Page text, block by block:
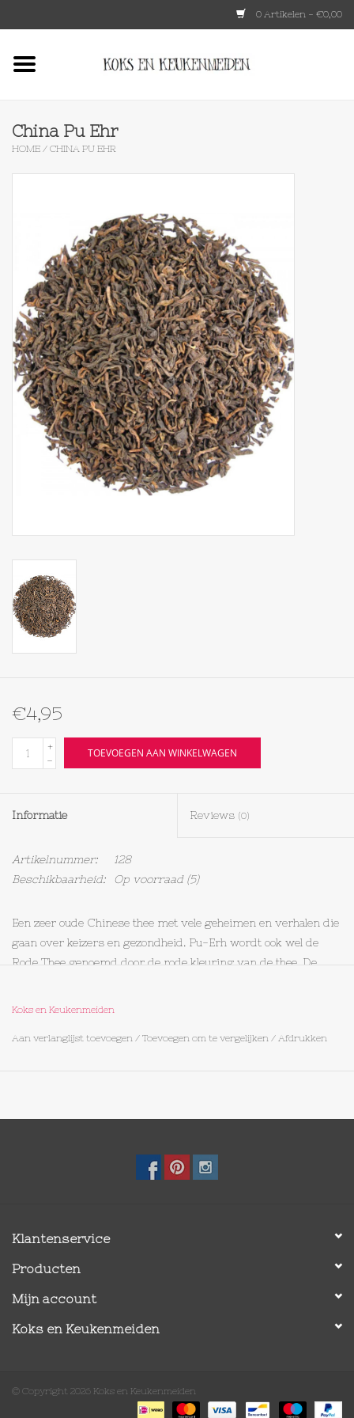
0 Artikelen - €0,00
Lenta Living
OXO
Koken
Op Tafel
Koffie & Thee
Keukenspullen
Food
Boeken
Textiel
Olieflessen
China Pu Ehr
HOME / CHINA PU EHR
€4,95
+
-
TOEVOEGEN AAN WINKELWAGEN
Informatie Reviews (0)
Artikelnummer:
128
Beschikbaarheid:
Op voorraad(5)
Een zeer oude Chinese thee met vele geheimen en verhalen die
gaan over keizers en gezondheid. Pu-Erh wordt ook wel de
Rode Thee genoemd door de rode kleuring van de thee. De
Koks en Keukenmeiden
Aan verlanglijst toevoegen / Toevoegen om te vergelijken / Afdrukken
Klantenservice
Producten
Mijn account
Koks en Keukenmeiden
© Copyright 2026 Koks en Keukenmeiden